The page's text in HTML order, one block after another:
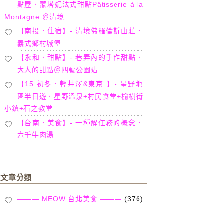
點屋．蒙塔妮法式甜點Pâtisserie à la
Montagne ＠清境
【南投．住宿】- 清境佛羅倫斯山莊．
義式鄉村城堡
【永和．甜點】- 巷弄內的手作甜點．
大人的甜點＠四號公園站
【15 初冬．輕井澤&東京 】- 星野地
區半日遊．星野溫泉+村民食堂+榆樹街
小鎮+石之教堂
【台南．美食】- 一種解任務的概念．
六千牛肉湯
文章分類
——— MEOW 台北美食 ——— (376)